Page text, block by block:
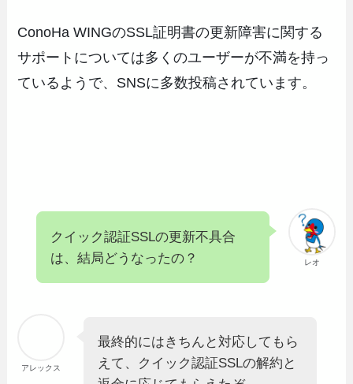
ConoHa WINGのSSL証明書の更新障害に関する
サポートについては多くのユーザーが不満を持っ
ているようで、SNSに多数投稿されています。
レオ
クイック認証SSLの更新不具合
は、結局どうなったの？
アレックス
最終的にはきちんと対応してもら
えて、クイック認証SSLの解約と